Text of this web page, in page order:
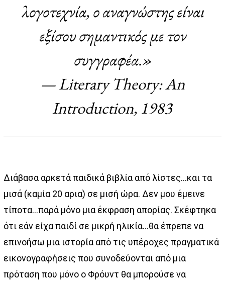
λογοτεχνία, ο αναγνώστης είναι
εξίσου σημαντικός με τον
συγγραφέα.»
—Literary Theory: An
Introduction, 1983
Διάβασα αρκετά παιδικά βιβλία από λίστες…και τα
μισά (καμία 20 αρια) σε μισή ώρα. Δεν μου έμεινε
τίποτα…παρά μόνο μια έκφραση απορίας. Σκέφτηκα
ότι εάν είχα παιδί σε μικρή ηλικία…θα έπρεπε να
επινοήσω μια ιστορία από τις υπέροχες πραγματικά
εικονογραφήσεις που συνοδεύονται από μια
πρόταση που μόνο ο Φρόυντ θα μπορούσε να